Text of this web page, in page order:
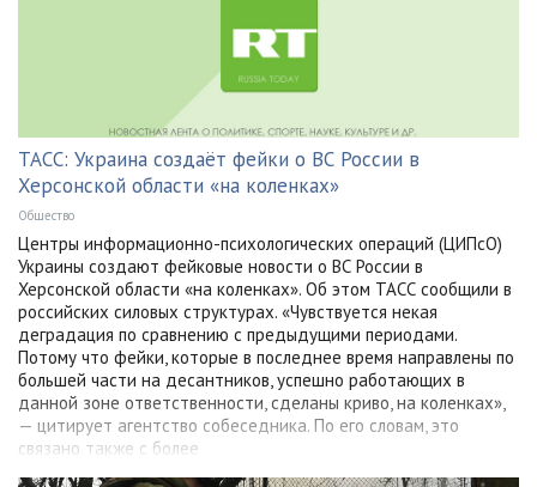
ТАСС: Украина создаёт фейки о ВС России в
Херсонской области «на коленках»
Общество
Центры информационно-психологических операций (ЦИПсО)
Украины создают фейковые новости о ВС России в
Херсонской области «на коленках». Об этом ТАСС сообщили в
российских силовых структурах. «Чувствуется некая
деградация по сравнению с предыдущими периодами.
Потому что фейки, которые в последнее время направлены по
большей части на десантников, успешно работающих в
данной зоне ответственности, сделаны криво, на коленках»,
— цитирует агентство собеседника. По его словам, это
связано также с более